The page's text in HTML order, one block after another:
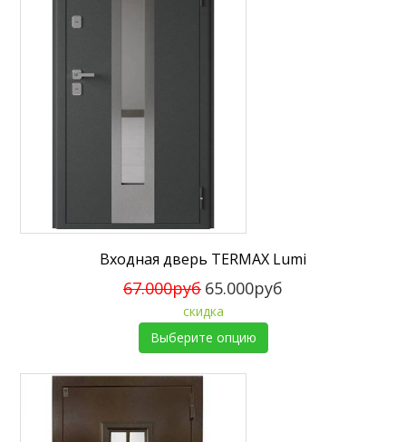
Входная дверь TERMAX Lumi
67.000руб 65.000руб
скидка
Выберите опцию